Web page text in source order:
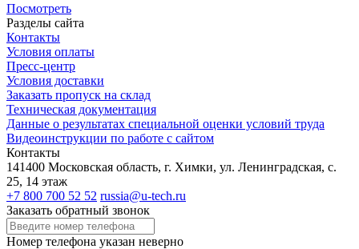
Посмотреть
Разделы сайта
Контакты
Условия оплаты
Пресс-центр
Условия доставки
Заказать пропуск на склад
Техническая документация
Данные о результатах специальной оценки условий труда
Видеоинструкции по работе с сайтом
Контакты
141400 Московская область, г. Химки, ул. Ленинградская, с.
25, 14 этаж
+7 800 700 52 52 russia@u-tech.ru
Заказать обратный звонок
Номер телефона указан неверно